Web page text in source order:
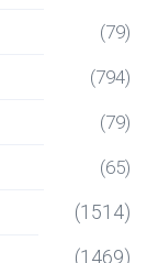
(79)
(794)
(79)
(65)
(1514)
(1469)